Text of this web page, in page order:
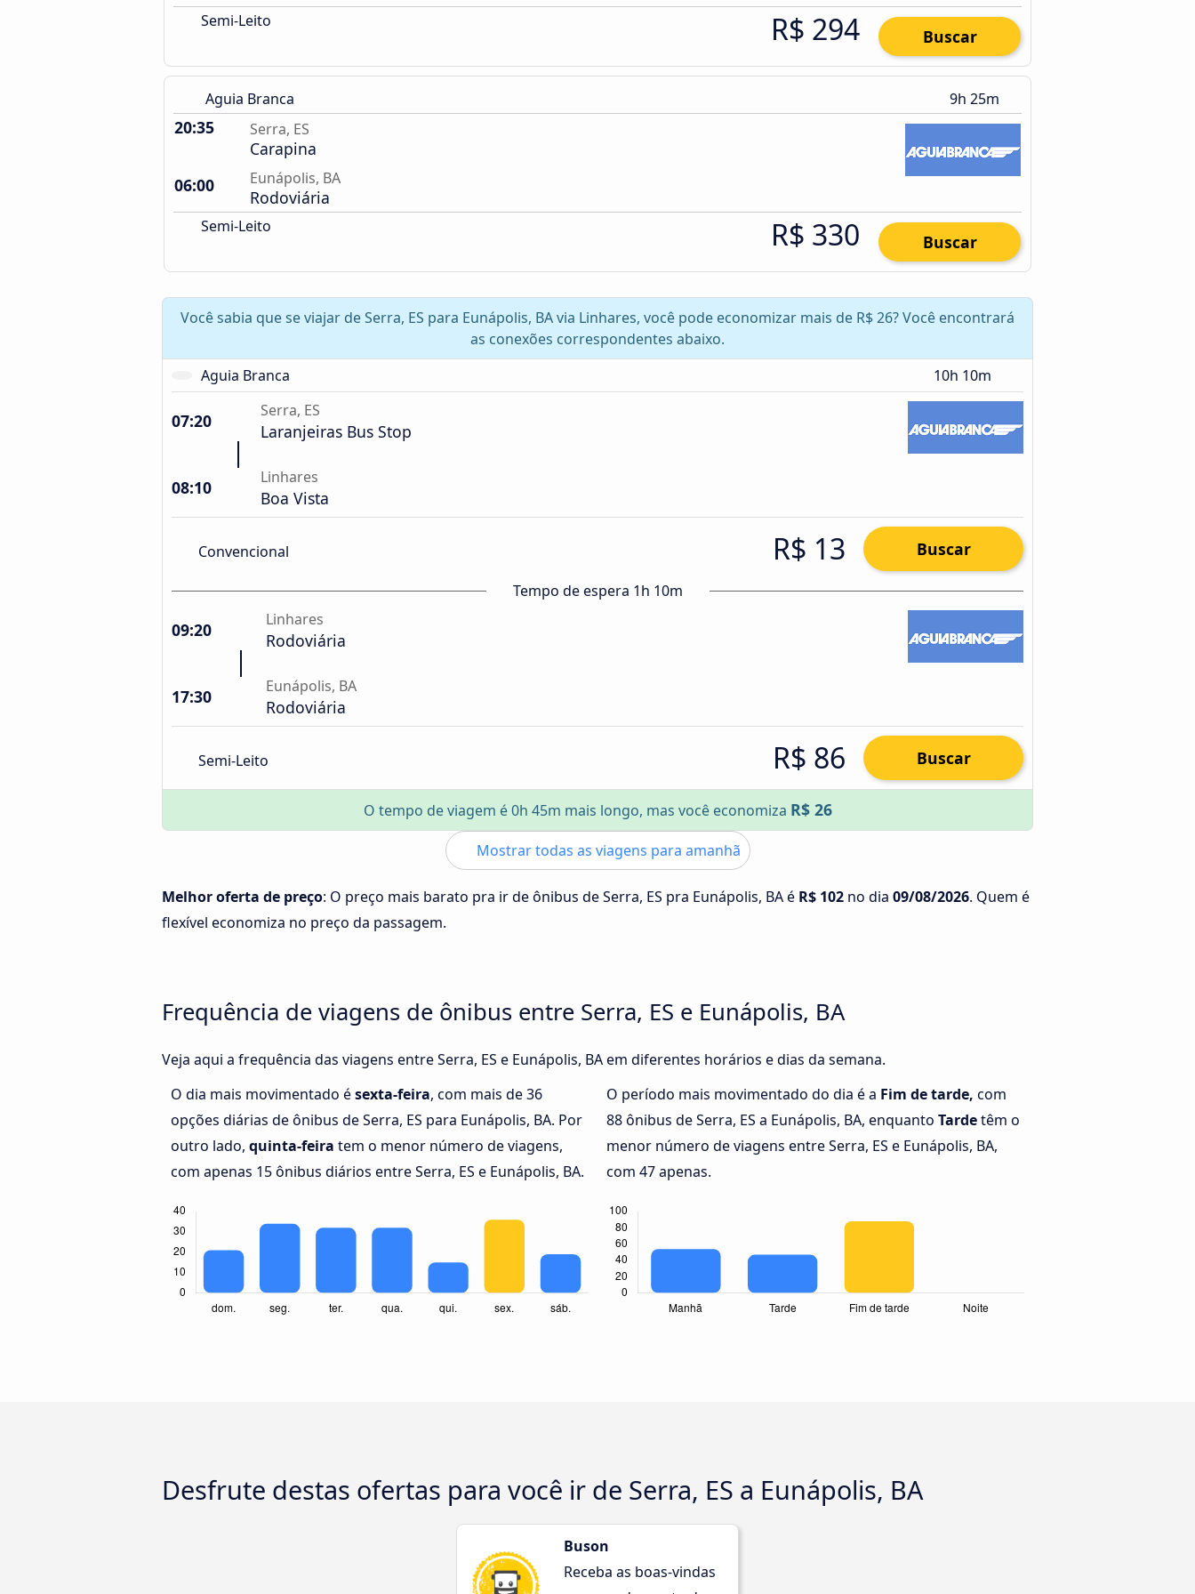
Semi-Leito R$ 294 Buscar
Aguia Branca 9h 25m
20:35 Serra, ES
Carapina
06:00
Eunápolis, BA
Rodoviária
Semi-Leito R$ 330 Buscar
Você sabia que se viajar de Serra, ES para Eunápolis, BA via Linhares, você pode economizar mais de R$ 26? Você encontrará
as conexões correspondentes abaixo.
Aguia Branca
10h 10m
07:20 Serra, ES
Laranjeiras Bus Stop
08:10 Linhares
Boa Vista
Convencional R$ 13 Buscar
Tempo de espera 1h 10m
09:20 Linhares
Rodoviária
17:30 Eunápolis, BA
Rodoviária
Semi-Leito R$ 86 Buscar
O tempo de viagem é 0h 45m mais longo, mas você economiza R$ 26
Mostrar todas as viagens para amanhã
Melhor oferta de preço: O preço mais barato pra ir de ônibus de Serra, ES pra Eunápolis, BA é R$ 102 no dia 09/08/2026. Quem é
flexível economiza no preço da passagem.
Frequência de viagens de ônibus entre Serra, ES e Eunápolis, BA
Veja aqui a frequência das viagens entre Serra, ES e Eunápolis, BA em diferentes horários e dias da semana.
O dia mais movimentado ésexta-feira, com mais de 36
opções diárias de ônibus de Serra, ES para Eunápolis, BA. Por
outro lado, quinta-feira tem o menor número de viagens,
com apenas 15 ônibus diários entre Serra, ES e Eunápolis, BA.
O período mais movimentado do dia é a Fim de tarde, com
88 ônibus de Serra, ES a Eunápolis, BA, enquanto Tardetêm o
menor número de viagens entre Serra, ES e Eunápolis, BA,
com 47 apenas.
Desfrute destas ofertas para você ir de Serra, ES a Eunápolis, BA
Buson
Receba as boas-vindas